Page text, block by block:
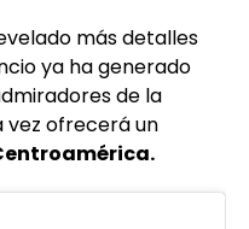
más detalles
ya ha generado
de la
vez ofrecerá un